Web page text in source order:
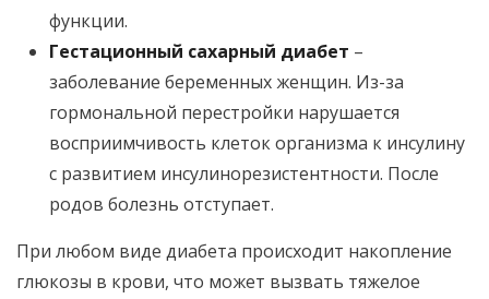
функции.
Гестационный сахарный диабет –
заболевание беременных женщин. Из-за
гормональной перестройки нарушается
восприимчивость клеток организма к инсулину
с развитием инсулинорезистентности. После
родов болезнь отступает.
При любом виде диабета происходит накопление
глюкозы в крови, что может вызвать тяжелое